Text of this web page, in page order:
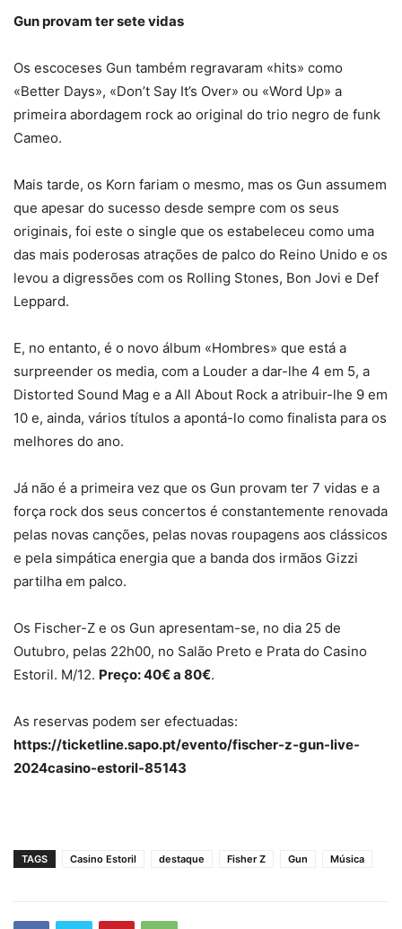
Gun provam ter sete vidas
Os escoceses Gun também regravaram «hits» como
«Better Days», «Don’t Say It’s Over» ou «Word Up» a
primeira abordagem rock ao original do trio negro de funk
Cameo.
Mais tarde, os Korn fariam o mesmo, mas os Gun assumem
que apesar do sucesso desde sempre com os seus
originais, foi este o single que os estabeleceu como uma
das mais poderosas atrações de palco do Reino Unido e os
levou a digressões com os Rolling Stones, Bon Jovi e Def
Leppard.
E, no entanto, é o novo álbum «Hombres» que está a
surpreender os media, com a Louder a dar-lhe 4 em 5, a
Distorted Sound Mag e a All About Rock a atribuir-lhe 9 em
10 e, ainda, vários títulos a apontá-lo como finalista para os
melhores do ano.
Já não é a primeira vez que os Gun provam ter 7 vidas e a
força rock dos seus concertos é constantemente renovada
pelas novas canções, pelas novas roupagens aos clássicos
e pela simpática energia que a banda dos irmãos Gizzi
partilha em palco.
Os Fischer-Z e os Gun apresentam-se, no dia 25 de
Outubro, pelas 22h00, no Salão Preto e Prata do Casino
Estoril. M/12. Preço: 40€ a 80€.
As reservas podem ser efectuadas:
https://ticketline.sapo.pt/evento/fischer-z-gun-live-
2024casino-estoril-85143
TAGS Casino Estoril destaque Fisher Z Gun Música